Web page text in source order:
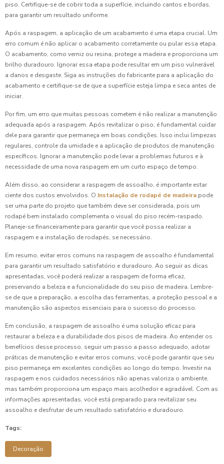
piso. Certifique-se de cobrir toda a superfície, incluindo cantos e bordas,
para garantir um resultado uniforme.
Após a raspagem, a aplicação de um acabamento é uma etapa crucial. Um
erro comum é não aplicar o acabamento corretamente ou pular essa etapa.
O acabamento, como verniz ou resina, protege a madeira e proporciona um
brilho duradouro. Ignorar essa etapa pode resultar em um piso vulnerável
a danos e desgaste. Siga as instruções do fabricante para a aplicação do
acabamento e certifique-se de que a superfície esteja limpa e seca antes de
iniciar.
Por fim, um erro que muitas pessoas cometem é não realizar a manutenção
adequada após a raspagem. Após revitalizar o piso, é fundamental cuidar
dele para garantir que permaneça em boas condições. Isso inclui limpezas
regulares, controle da umidade e a aplicação de produtos de manutenção
específicos. Ignorar a manutenção pode levar a problemas futuros e à
necessidade de uma nova raspagem em um curto espaço de tempo.
Além disso, ao considerar a raspagem de assoalho, é importante estar
ciente dos custos envolvidos. O Instalação de rodapé de madeira pode
ser uma parte do projeto que também deve ser considerada, pois um
rodapé bem instalado complementa o visual do piso recém-raspado.
Planeje-se financeiramente para garantir que você possa realizar a
raspagem e a instalação de rodapés, se necessário.
Em resumo, evitar erros comuns na raspagem de assoalho é fundamental
para garantir um resultado satisfatório e duradouro. Ao seguir as dicas
apresentadas, você poderá realizar a raspagem de forma eficaz,
preservando a beleza e a funcionalidade do seu piso de madeira. Lembre-
se de que a preparação, a escolha das ferramentas, a proteção pessoal e a
manutenção são aspectos essenciais para o sucesso do processo.
Em conclusão, a raspagem de assoalho é uma solução eficaz para
restaurar a beleza e a durabilidade dos pisos de madeira. Ao entender os
benefícios desse processo, seguir um passo a passo adequado, adotar
práticas de manutenção e evitar erros comuns, você pode garantir que seu
piso permaneça em excelentes condições ao longo do tempo. Investir na
raspagem e nos cuidados necessários não apenas valoriza o ambiente,
mas também proporciona um espaço mais acolhedor e agradável. Com as
informações apresentadas, você está preparado para revitalizar seu
assoalho e desfrutar de um resultado satisfatório e duradouro.
Tags:
Decoração